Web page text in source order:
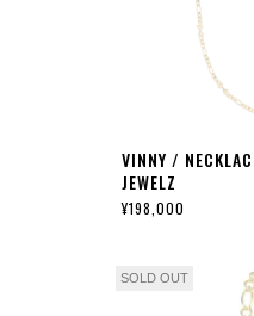
VINNY /
JEWELZ
¥198,000
SOLD OUT